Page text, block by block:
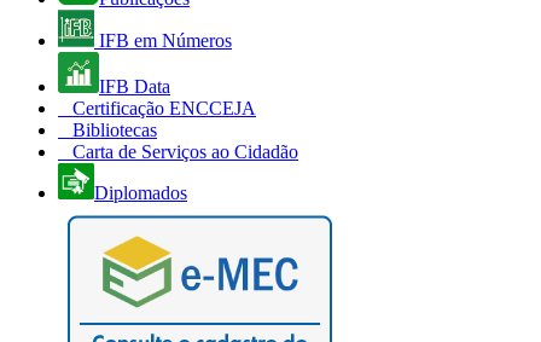
IFB em Números
IFB Data
Certificação ENCCEJA
Bibliotecas
Carta de Serviços ao Cidadão
Diplomados